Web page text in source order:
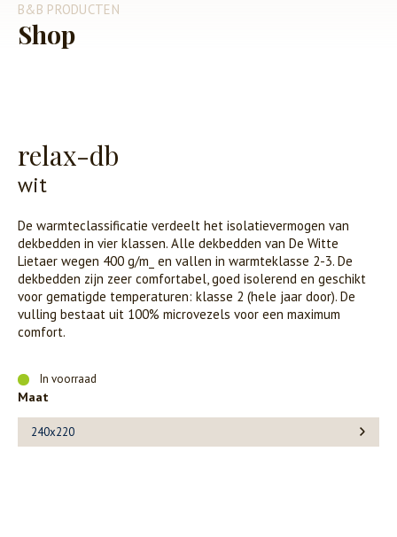
CATALOGUS
NIEUWS
B&B PRODUCTEN
Shop
relax-db
wit
De warmteclassificatie verdeelt het isolatievermogen van
dekbedden in vier klassen. Alle dekbedden van De Witte
Lietaer wegen 400 g/m_ en vallen in warmteklasse 2-3. De
dekbedden zijn zeer comfortabel, goed isolerend en geschikt
voor gematigde temperaturen: klasse 2 (hele jaar door). De
vulling bestaat uit 100% microvezels voor een maximum
comfort.
In voorraad
Maat
240x220